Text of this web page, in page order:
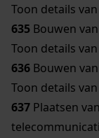
Toon details
635 Bouwen
Toon details
636 Bouwen
Toon details
637 Plaatsen